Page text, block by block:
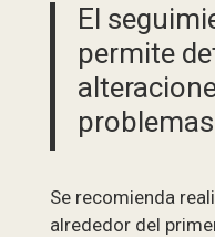
El
permite
Se recomienda
alrededor del